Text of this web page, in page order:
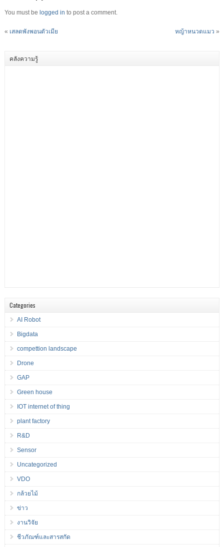
You must be logged in to post a comment.
« เสลดพังพอนตัวเมีย หญ้าหนวดแมว »
คลังความรู้
Categories
AI Robot
Bigdata
compettion landscape
Drone
GAP
Green house
IOT internet of thing
plant factory
R&D
Sensor
Uncategorized
VDO
กล้วยไม้
ข่าว
งานวิจัย
ชีวภัณฑ์และสารสกัด